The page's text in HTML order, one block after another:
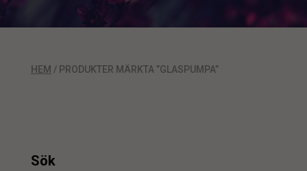
HEM / PRODUKTER MÄRKTA ”GLASPUMPA”
Sök